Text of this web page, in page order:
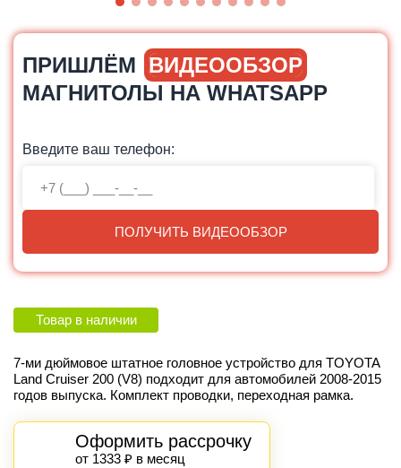
ПРИШЛЁМ ВИДЕООБЗОР
МАГНИТОЛЫ НА WHATSAPP
Введите ваш телефон:
ПОЛУЧИТЬ ВИДЕООБЗОР
Товар в наличии
7-ми дюймовое штатное головное устройство для TOYOTA
Land Cruiser 200 (V8) подходит для автомобилей 2008-2015
годов выпуска. Комплект проводки, переходная рамка.
Оформить рассрочку
от 1333 ₽ в месяц